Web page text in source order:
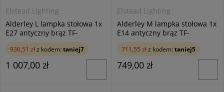
Elstead Lighting
Alderley L lampka stołowa 1x
E27 antyczny brąz TF-
ALDERLEY-TL-L
936,51 złz kodem: taniej7
1 007,00 zł
Elstead Lighting
Alderley M lampka stołowa 1x
E14 antyczny brąz TF-
ALDERLEY-TL-M
711,55 złz kodem: taniej5
749,00 zł